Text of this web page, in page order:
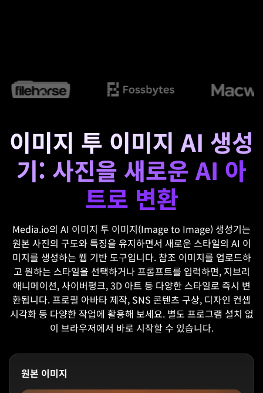
이미지 투 이미지 AI 생성
기: 사진을 새로운 AI 아
트로 변환
Media.io의 AI 이미지 투 이미지(Image to Image) 생성기는
원본 사진의 구도와 특징을 유지하면서 새로운 스타일의 AI 이
미지를 생성하는 웹 기반 도구입니다. 참조 이미지를 업로드하
고 원하는 스타일을 선택하거나 프롬프트를 입력하면, 지브리
애니메이션, 사이버펑크, 3D 아트 등 다양한 스타일로 즉시 변
환됩니다. 프로필 아바타 제작, SNS 콘텐츠 구상, 디자인 컨셉
시각화 등 다양한 작업에 활용해 보세요. 별도 프로그램 설치 없
이 브라우저에서 바로 시작할 수 있습니다.
원본 이미지